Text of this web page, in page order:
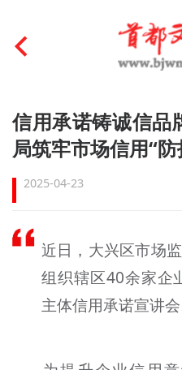
首页
文明创建
文明实践
文明培育
未成年人思想道德建设
榜样人物
信用承诺铸诚信品
局筑牢市场信用“
2025-04-23
近日，大兴区市场
组织辖区40余家企
主体信用承诺宣讲会